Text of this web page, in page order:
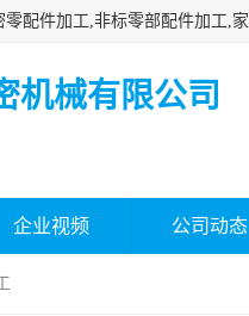
机械有限公司
企业视频 公司动态